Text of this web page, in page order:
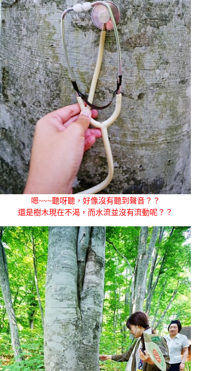
嗯~~~聽呀聽，好像沒有聽到聲音？？
還是樹木現在不渴，而水流並沒有流動呢？？